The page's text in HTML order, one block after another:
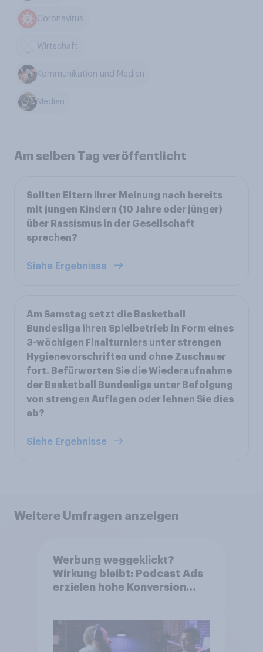
Coronavirus
Wirtschaft
Kommunikation und Medien
Medien
Am selben Tag veröffentlicht
Sollten Eltern Ihrer Meinung nach bereits
mit jungen Kindern (10 Jahre oder jünger)
über Rassismus in der Gesellschaft
sprechen?
Siehe Ergebnisse
Am Samstag setzt die Basketball
Bundesliga ihren Spielbetrieb in Form eines
3-wöchigen Finalturniers unter strengen
Hygienevorschriften und ohne Zuschauer
fort. Befürworten Sie die Wiederaufnahme
der Basketball Bundesliga unter Befolgung
von strengen Auflagen oder lehnen Sie dies
ab?
Siehe Ergebnisse
Weitere Umfragen anzeigen
Werbung weggeklickt?
Wirkung bleibt: Podcast Ads
erzielen hohe Konversion